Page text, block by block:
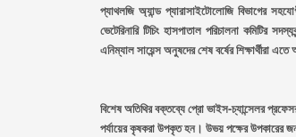
প্যাথলজি অ্যান্ড প্যারাসাইটোলোজি বিভাগের
ভেটেরিনারি টিচিং হাসপাতাল পরিচালনা কমিটির
এনিম্যাল সায়েন্স অনুষদের শেষ বর্ষের শিক্ষার্থীরা
বিশেষ অতিথির বক্তব্যে প্রো ভাইস-চ্যান্সেলর
পর্যায়ের কৃষকরা উপকৃত হন। উভয় পক্ষের উপকারের